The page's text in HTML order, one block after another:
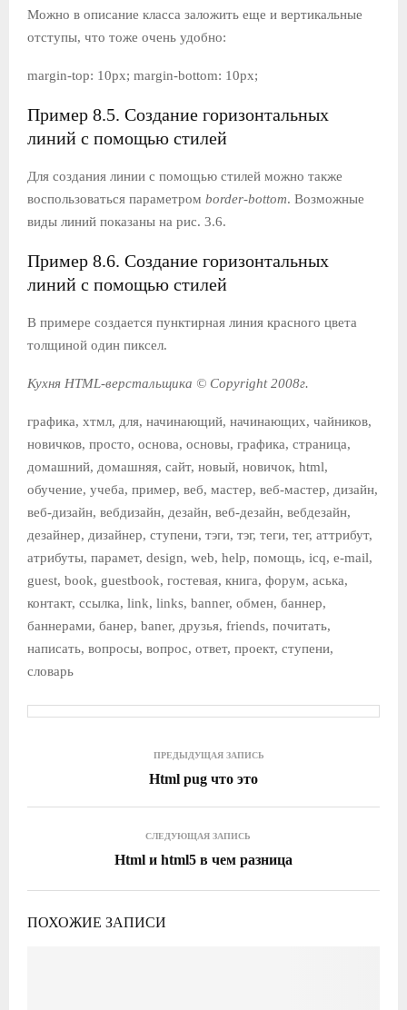
Можно в описание класса заложить еще и вертикальные
отступы, что тоже очень удобно:
margin-top: 10px; margin-bottom: 10px;
Пример 8.5. Создание горизонтальных
линий с помощью стилей
Для создания линии с помощью стилей можно также
воспользоваться параметром border-bottom. Возможные
виды линий показаны на рис. 3.6.
Пример 8.6. Создание горизонтальных
линий с помощью стилей
В примере создается пунктирная линия красного цвета
толщиной один пиксел.
Кухня HTML-верстальщика © Copyright 2008г.
графика, хтмл, для, начинающий, начинающих, чайников,
новичков, просто, основа, основы, графика, страница,
домашний, домашняя, сайт, новый, новичок, html,
обучение, учеба, пример, веб, мастер, веб-мастер, дизайн,
веб-дизайн, вебдизайн, дезайн, веб-дезайн, вебдезайн,
дезайнер, дизайнер, ступени, тэги, тэг, теги, тег, аттрибут,
атрибуты, парамет, design, web, help, помощь, icq, e-mail,
guest, book, guestbook, гостевая, книга, форум, аська,
контакт, ссылка, link, links, banner, обмен, баннер,
баннерами, банер, baner, друзья, friends, почитать,
написать, вопросы, вопрос, ответ, проект, ступени,
словарь
ПРЕДЫДУЩАЯ ЗАПИСЬ
Html pug что это
СЛЕДУЮЩАЯ ЗАПИСЬ
Html и html5 в чем разница
ПОХОЖИЕ ЗАПИСИ